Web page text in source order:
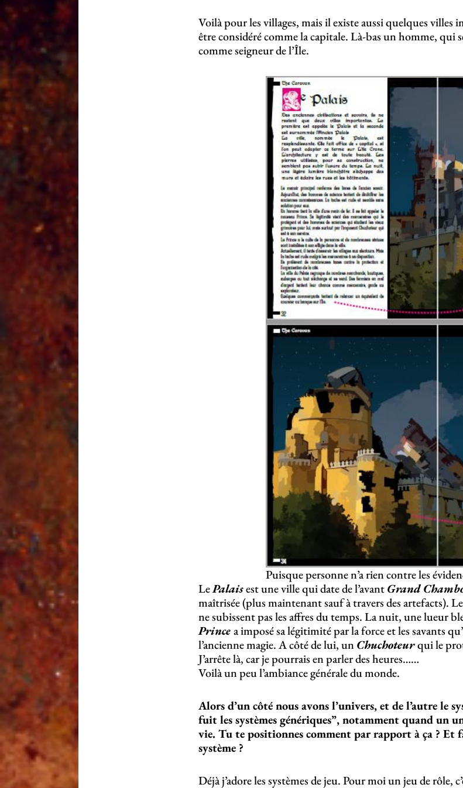
Voilà pour les villages, mais il existe aussi quelques villes
être considéré comme la capitale. Là-bas un homme, qui
comme seigneur de l’Île.
Puisque personne n’a rien contre les
LePalaisest une ville qui date de l’avantGrand
maîtrisée (plus maintenant sauf à travers des artefacts).
ne subissent pas les affres du temps. La nuit, une lueur
Prince a imposé sa légitimité par la force et les savants
l’ancienne magie. A côté de lui, unChuchoteurqui le
J’arrête là, car je pourrais en parler des heures……
Voilà un peu l’ambiance générale du monde.
Alors d’un côté nous avons l’univers, et de l’autre le
fuit les systèmes génériques”, notamment quand un
vie. Tu te positionnes comment par rapport à ça ?
système ?
Déjà j’adore les systèmes de jeu. Pour moi un jeu de rôle,